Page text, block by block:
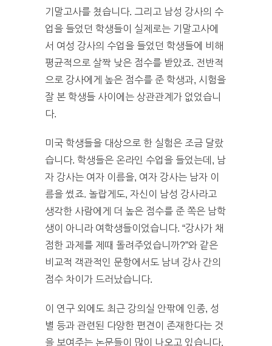
기말고사를 쳤습니다. 그리고 남성 강사의 수
업을 들었던 학생들이 실제로는 기말고사에
서 여성 강사의 수업을 들었던 학생들에 비해
평균적으로 살짝 낮은 점수를 받았죠. 전반적
으로 강사에게 높은 점수를 준 학생과, 시험을
잘 본 학생들 사이에는 상관관계가 없었습니
다.
미국 학생들을 대상으로 한 실험은 조금 달랐
습니다. 학생들은 온라인 수업을 들었는데, 남
자 강사는 여자 이름을, 여자 강사는 남자 이
름을 썼죠. 놀랍게도, 자신이 남성 강사라고
생각한 사람에게 더 높은 점수를 준 쪽은 남학
생이 아니라 여학생들이었습니다. “강사가 채
점한 과제를 제때 돌려주었습니까?”와 같은
비교적 객관적인 문항에서도 남녀 강사 간의
점수 차이가 드러났습니다.
이 연구 외에도 최근 강의실 안팎에 인종, 성
별 등과 관련된 다양한 편견이 존재한다는 것
을 보여주는 논문들이 많이 나오고 있습니다.